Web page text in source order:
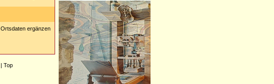
Ortsdaten ergänzen
| Top